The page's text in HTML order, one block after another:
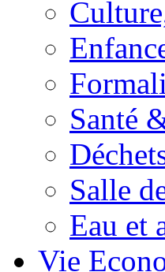
Santé
Salle
Eau et
Vie